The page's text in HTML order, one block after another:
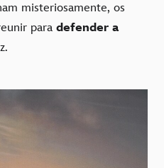
misteriosamente, os
para defender a